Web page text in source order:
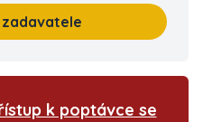
k poptávce se